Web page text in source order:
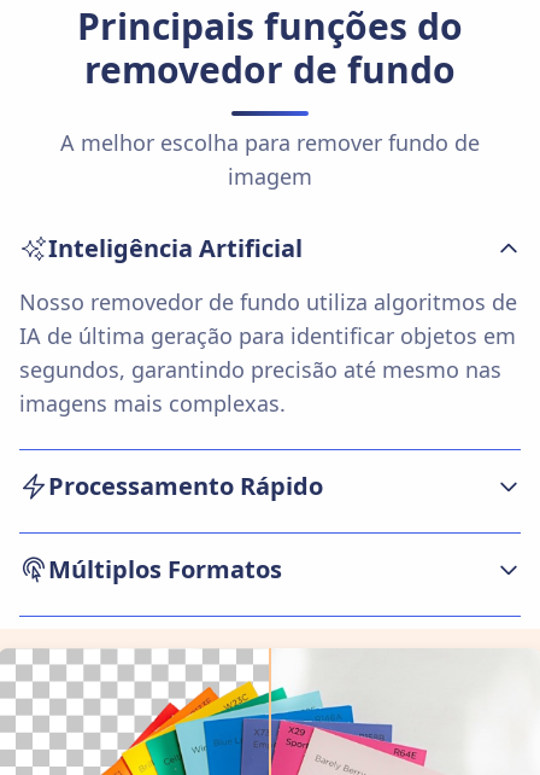
Principais funções do
removedor de fundo
A melhor escolha para remover fundo de
imagem
Inteligência Artificial
Nosso removedor de fundo utiliza algoritmos de
IA de última geração para identificar objetos em
segundos, garantindo precisão até mesmo nas
imagens mais complexas.
Processamento Rápido
Não é necessário instalar programas. O
processo é 100% online: faça upload da imagem,
resultado e baixe instantaneamente.
Múltiplos Formatos
Aceitamos os principais tipos de arquivo (JPG,
PNG, JPEG, entre outros) para tornar sua
experiência simples e universal. O removedor de
fundo se adapta à sua necessidade.